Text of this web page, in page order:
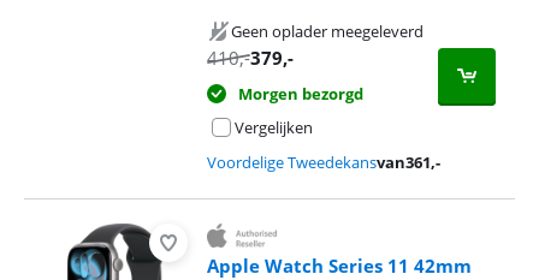
Geen oplader meegeleverd
410,-379,-
Morgen bezorgd
Vergelijken
Voordelige Tweedekansvan361,-
Apple Watch Series 11 42mm